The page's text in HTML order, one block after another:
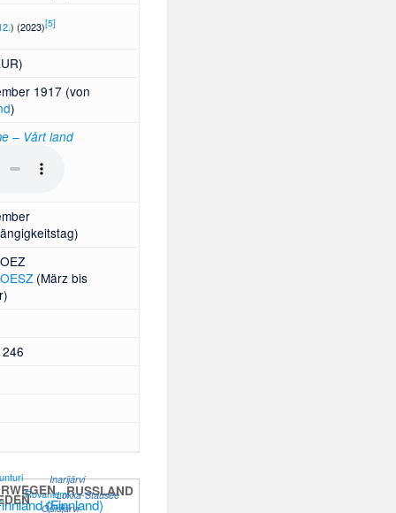
) (2023)[5]
1917 (von
)
– Vårt land
OEZ
OESZ (März bis
Rovaniemi
Oulu
RUSSLAND
Inarijärvi
Oulujärvi
Lokka-Stausee